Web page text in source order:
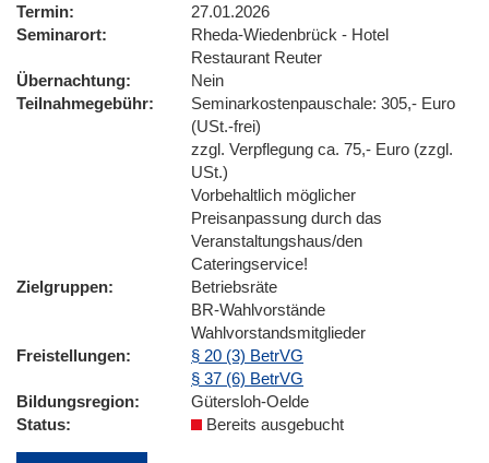
Termin
27.01.2026
Seminarort
Rheda-Wiedenbrück - Hotel
Restaurant Reuter
Übernachtung
Nein
Teilnahmegebühr
Seminarkostenpauschale: 305,- Euro
(USt.-frei)
zzgl. Verpflegung ca. 75,- Euro (zzgl.
USt.)
Vorbehaltlich möglicher
Preisanpassung durch das
Veranstaltungshaus/den
Cateringservice!
Zielgruppen
Betriebsräte
BR-Wahlvorstände
Wahlvorstandsmitglieder
Freistellungen
§ 20 (3) BetrVG
§ 37 (6) BetrVG
Bildungsregion
Gütersloh-Oelde
Status
Bereits ausgebucht